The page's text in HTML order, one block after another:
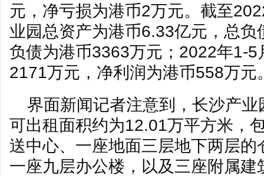
元，净亏损为港币2万元。截至
业园总资产为港币6.33亿元，总
负债为港币3363万元；2022年1-5
2171万元，净利润为港币558万元
界面新闻记者注意到，长沙产
可出租面积约为12.01万平方米，
送中心、一座地面三层地下两层
一座九层办公楼，以及三座附属建